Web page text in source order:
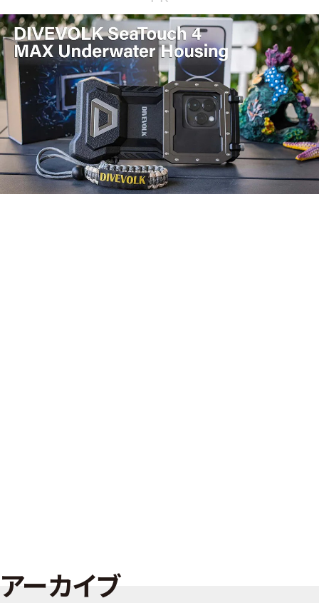
アーカイブ